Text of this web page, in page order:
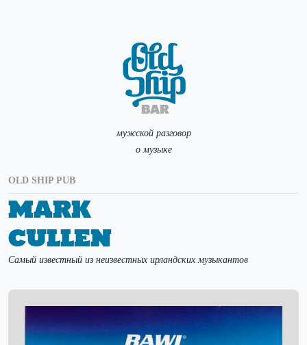
мужской разговор
о музыке
OLD SHIP PUB
Mark
Cullen
Самый известный из неизвестных ирландских музыкантов